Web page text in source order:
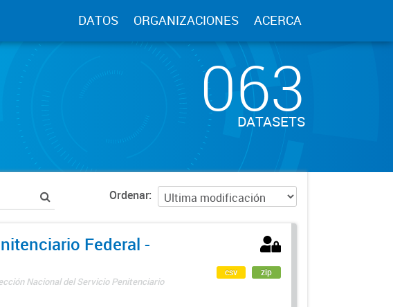
DATOS ORGANIZACIONES ACERCA
063
DATASETS
Ordenar
Federal -
Nacional del Servicio Penitenciario
csv zip